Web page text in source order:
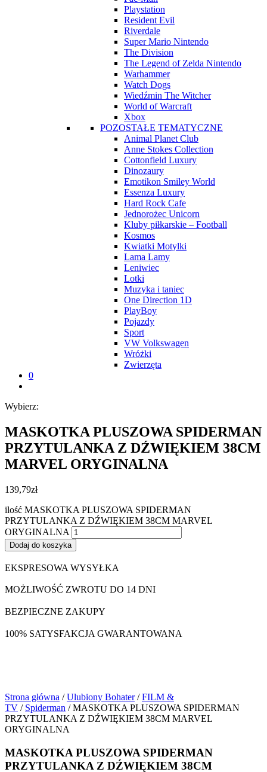
Playstation
Resident Evil
Riverdale
Super Mario Nintendo
The Division
The Legend of Zelda Nintendo
Warhammer
Watch Dogs
Wiedźmin The Witcher
World of Warcraft
Xbox
POZOSTAŁE TEMATYCZNE
Animal Planet Club
Anne Stokes Collection
Cottonfield Luxury
Dinozaury
Emotikon Smiley World
Essenza Luxury
Hard Rock Cafe
Jednorożec Unicorn
Kluby piłkarskie – Football
Kosmos
Kwiatki Motylki
Lama Lamy
Leniwiec
Lotki
Muzyka i taniec
One Direction 1D
PlayBoy
Pojazdy
Sport
VW Volkswagen
Wróżki
Zwierzęta
0
Wybierz:
MASKOTKA PLUSZOWA SPIDERMAN
PRZYTULANKA Z DŹWIĘKIEM 38CM
MARVEL ORYGINALNA
139,79zł
ilość MASKOTKA PLUSZOWA SPIDERMAN
PRZYTULANKA Z DŹWIĘKIEM 38CM MARVEL
ORYGINALNA
Dodaj do koszyka
EKSPRESOWA WYSYŁKA
MOŻLIWOŚĆ ZWROTU DO 14 DNI
BEZPIECZNE ZAKUPY
100% SATYSFAKCJA GWARANTOWANA
Strona główna /Ulubiony Bohater/FILM &
TV / Spiderman / MASKOTKA PLUSZOWA SPIDERMAN
PRZYTULANKA Z DŹWIĘKIEM 38CM MARVEL
ORYGINALNA
MASKOTKA PLUSZOWA SPIDERMAN
PRZYTULANKA Z DŹWIĘKIEM 38CM